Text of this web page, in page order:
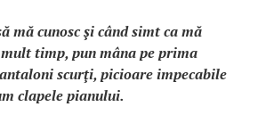
mă cunosc şi când simt ca mă
timp, pun mâna pe prima
scurţi, picioare impecabile
clapele pianului.